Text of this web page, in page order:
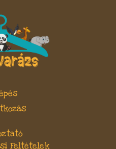
Feltételek